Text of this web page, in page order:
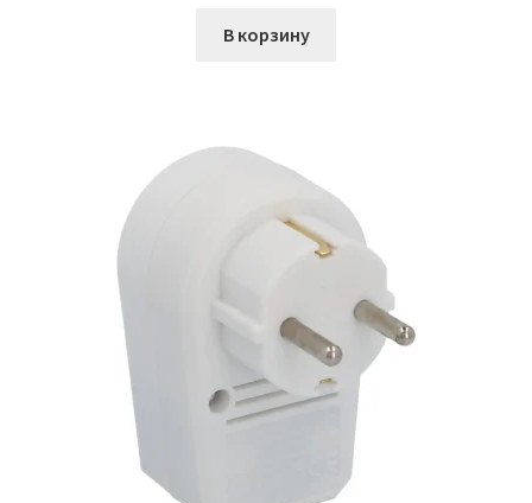
В корзину